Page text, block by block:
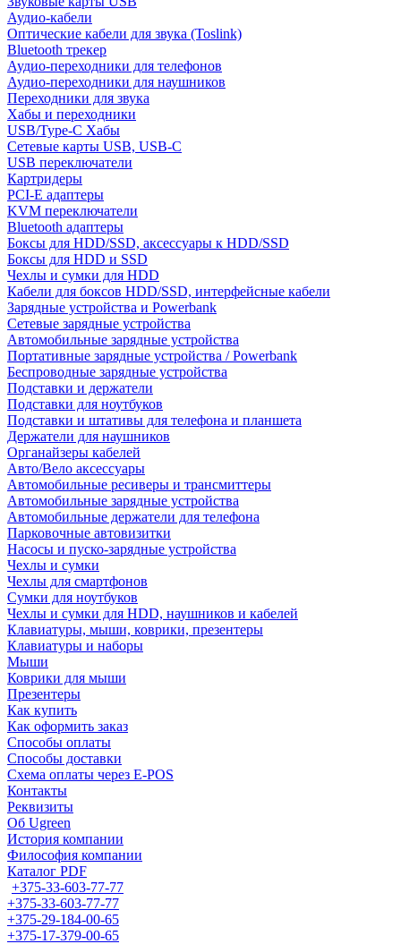
Аудио-кабели
Оптические кабели для звука (Toslink)
Bluetooth трекер
Аудио-переходники для телефонов
Аудио-переходники для наушников
Переходники для звука
Хабы и переходники
USB/Type-C Хабы
Сетевые карты USB, USB-C
USB переключатели
Картридеры
PCI-E адаптеры
KVM переключатели
Bluetooth адаптеры
Боксы для HDD/SSD, аксессуары к HDD/SSD
Боксы для HDD и SSD
Чехлы и сумки для HDD
Кабели для боксов HDD/SSD, интерфейсные кабели
Зарядные устройства и Powerbank
Сетевые зарядные устройства
Автомобильные зарядные устройства
Портативные зарядные устройства / Powerbank
Беспроводные зарядные устройства
Подставки и держатели
Подставки для ноутбуков
Подставки и штативы для телефона и планшета
Держатели для наушников
Органайзеры кабелей
Авто/Вело аксессуары
Автомобильные ресиверы и трансмиттеры
Автомобильные зарядные устройства
Автомобильные держатели для телефона
Парковочные автовизитки
Насосы и пуско-зарядные устройства
Чехлы и сумки
Чехлы для смартфонов
Сумки для ноутбуков
Чехлы и сумки для HDD, наушников и кабелей
Клавиатуры, мыши, коврики, презентеры
Клавиатуры и наборы
Мыши
Коврики для мыши
Презентеры
Как купить
Как оформить заказ
Способы оплаты
Способы доставки
Схема оплаты через E-POS
Контакты
Реквизиты
Об Ugreen
История компании
Философия компании
Каталог PDF
+375-33-603-77-77
+375-33-603-77-77
+375-29-184-00-65
+375-17-379-00-65